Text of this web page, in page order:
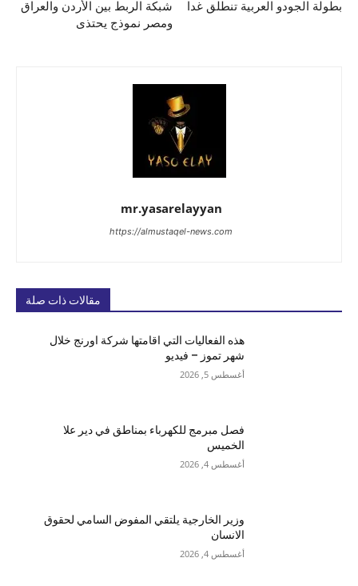
شبكة الربط بين الأردن والعراق
ومصر نموذج يحتذى
بطولة الجودو العربية تنطلق غدا
mr.yasarelayyan
https://almustaqel-news.com
مقالات ذات صلة
هذه الفعاليات التي اقامتها شركة اورنج خلال
شهر تموز – فيديو
أغسطس 5, 2026
فصل مبرمج للكهرباء بمناطق في دير علا
الخميس
أغسطس 4, 2026
وزير الخارجية يلتقي المفوض السامي لحقوق
الانسان
أغسطس 4, 2026